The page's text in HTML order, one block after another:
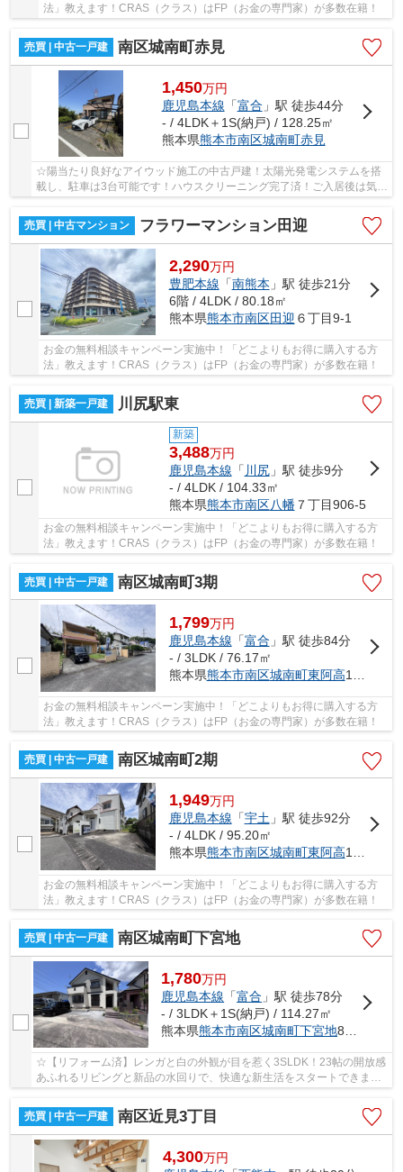
法」教えます！CRAS（クラス）はFP（お金の専門家）が多数在籍！
売買 | 中古一戸建 南区城南町赤見
1,450万円
鹿児島本線 「富合 」駅 徒歩44分
- / 4LDK＋1S(納戸) / 128.25㎡
熊本県熊本市南区城南町赤見
☆陽当たり良好なアイウッド施工の中古戸建！太陽光発電システムを搭
載し、駐車は3台可能です！ハウスクリーニング完了済！ご入居後は気持
売買 | 中古マンション
フラワーマンション田迎
2,290万円
豊肥本線 「南熊本 」駅 徒歩21分
6階 / 4LDK / 80.18㎡
熊本県熊本市南区田迎 ６丁目9-1
お金の無料相談キャンペーン実施中！「どこよりもお得に購入する方
法」教えます！CRAS（クラス）はFP（お金の専門家）が多数在籍！
売買 | 新築一戸建 川尻駅東
新築
3,488万円
鹿児島本線 「 川尻」駅 徒歩9分
- / 4LDK / 104.33㎡
熊本県熊本市南区八幡７丁目906-5
お金の無料相談キャンペーン実施中！「どこよりもお得に購入する方
法」教えます！CRAS（クラス）はFP（お金の専門家）が多数在籍！
売買 | 中古一戸建 南区城南町3期
1,799万円
鹿児島本線 「富合 」駅 徒歩84分
- / 3LDK / 76.17㎡
熊本県熊本市南区城南町東阿高1647-13
お金の無料相談キャンペーン実施中！「どこよりもお得に購入する方
法」教えます！CRAS（クラス）はFP（お金の専門家）が多数在籍！
売買 | 中古一戸建 南区城南町2期
1,949万円
鹿児島本線 「宇土」駅 徒歩92分
- / 4LDK / 95.20㎡
熊本県熊本市南区城南町東阿高1298-5
お金の無料相談キャンペーン実施中！「どこよりもお得に購入する方
法」教えます！CRAS（クラス）はFP（お金の専門家）が多数在籍！
売買 | 中古一戸建 南区城南町下宮地
1,780万円
鹿児島本線 「富合 」駅 徒歩78分
- / 3LDK＋1S(納戸) / 114.27㎡
熊本県熊本市南区城南町下宮地867
☆【リフォーム済】レンガと白の外観が目を惹く3SLDK！23帖の開放感
あふれるリビングと新品の水回りで、快適な新生活をスタートできま
売買 | 中古一戸建
南区近見3丁目
4,300万円